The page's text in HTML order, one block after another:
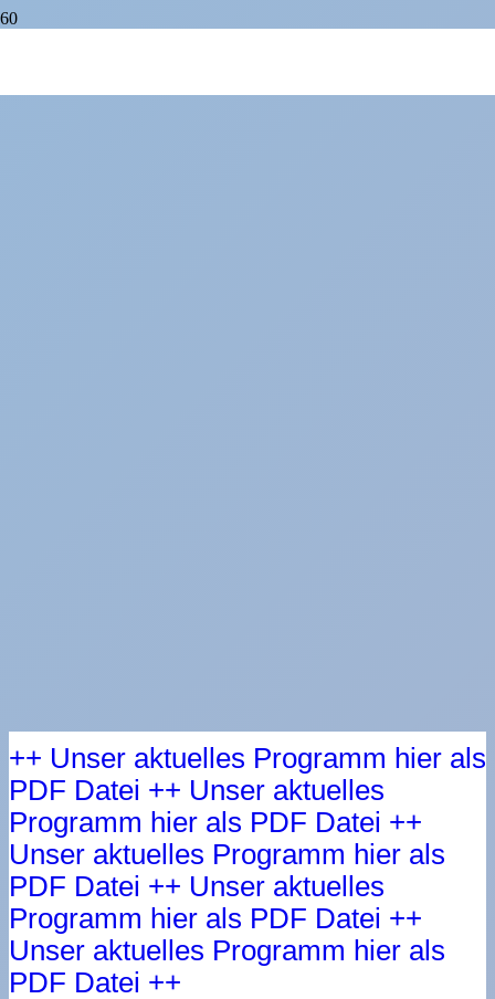
++ Unser aktuelles Programm hier als
PDF Datei ++ Unser aktuelles
Programm hier als PDF Datei ++
Unser aktuelles Programm hier als
PDF Datei ++ Unser aktuelles
Programm hier als PDF Datei ++
Unser aktuelles Programm hier als
PDF Datei ++